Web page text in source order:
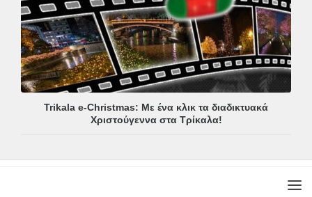
Trikala e-Christmas: Με ένα κλικ τα διαδικτυακά
Χριστούγεννα στα Τρίκαλα!